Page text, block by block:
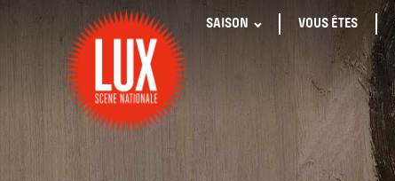
SAISON VOUS ÊTES